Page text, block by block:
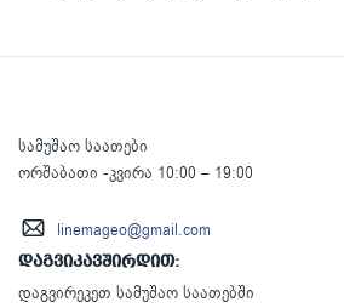
სამუშაო საათები
ორშაბათი -კვირა 10:00 – 19:00
linemageo@gmail.com
დაგვიკავშირდით:
დაგვირეკეთ სამუშაო საათებში